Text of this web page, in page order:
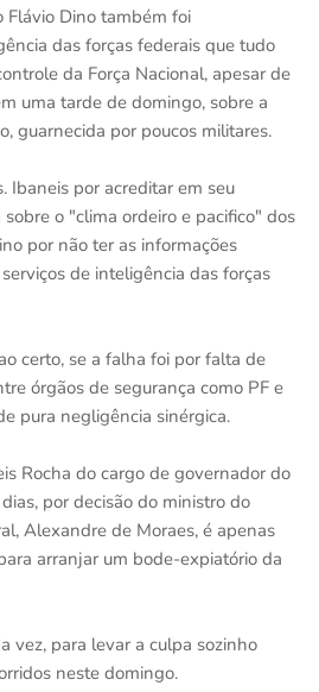
Flávio Dino também foi
das forças federais que tudo
da Força Nacional, apesar de
uma tarde de domingo, sobre a
guarnecida por poucos militares.
Ibaneis por acreditar em seu
o "clima ordeiro e pacifico" dos
por não ter as informações
de inteligência das forças
certo, se a falha foi por falta de
órgãos de segurança como PF e
pura negligência sinérgica.
Rocha do cargo de governador do
por decisão do ministro do
Alexandre de Moraes, é apenas
arranjar um bode-expiatório da
vez, para levar a culpa sozinho
neste domingo.